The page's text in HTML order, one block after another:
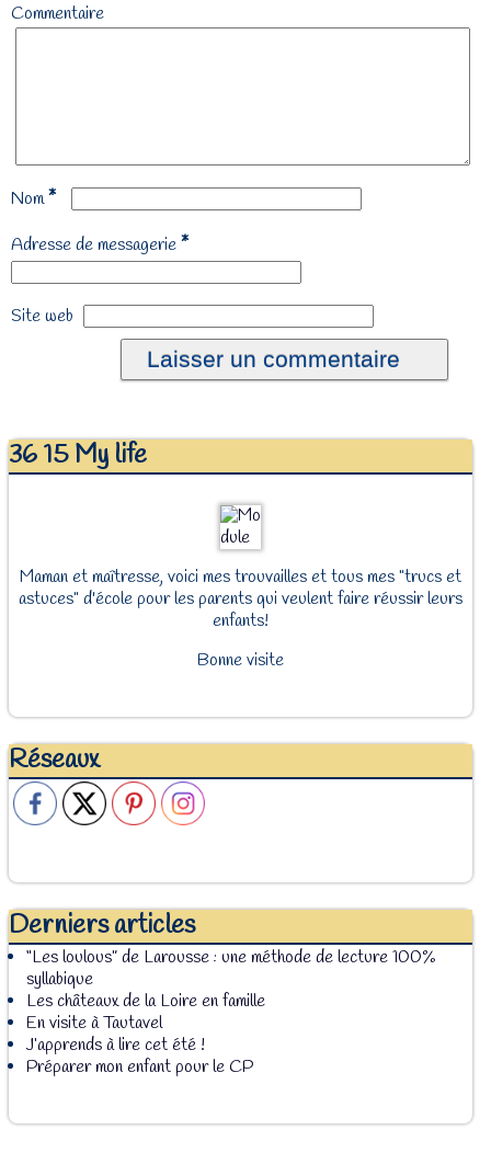
Commentaire
Nom*
Adresse de messagerie*
Site web
36 15 My life
Maman et maîtresse, voici mes trouvailles et tous mes "trucs et
astuces" d'école pour les parents qui veulent faire réussir leurs
enfants!
Bonne visite
Réseaux
Derniers articles
“Les loulous” de Larousse : une méthode de lecture 100%
syllabique
Les châteaux de la Loire en famille
En visite à Tautavel
J’apprends à lire cet été !
Préparer mon enfant pour le CP